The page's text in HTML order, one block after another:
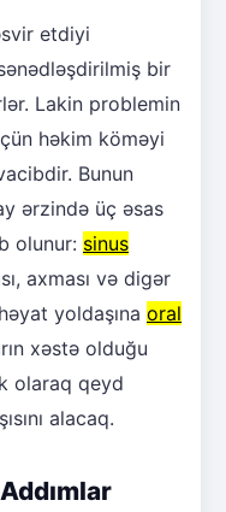
etdiyi
bir
Lakin problemin
həkim köməyi
Bunun
ərzində üç əsas
olunur: sinus
axması və digər
yoldaşına oral
xəstə olduğu
olaraq qeyd
alacaq.